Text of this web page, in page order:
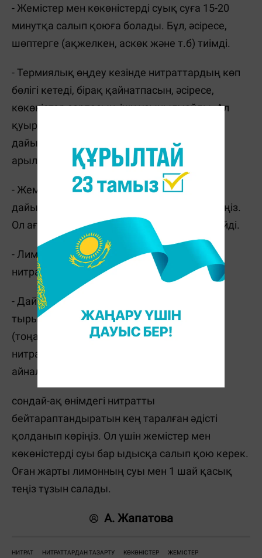
- Жемістер мен көкөністерді суық суға 15-20
минутқа салып қоюға болады. Бұл, әсіресе,
шөптерге (ақжелкен, аскөк және т.б) тиімді.
- Термиялық өңдеу кезінде нитраттардың көп
бөлігі кетеді, бірақ қайнатпасын, әсіресе,
көкөністер сорпасын, ішу ұсынылмайды. Ал
қуыру, буда өңдеу, пісіру секілді басқа
дайындау әдістері нитраттардан тиімді
арылтпайды.
- Жемістерден немесе көкөністерден
дайындалған тамақ жерде С дәруменін ішіңіз.
Ол ағзада нитрозаминдердің түзілуін тежейді.
- Лимон немесе анар шырыны салаттағы
нитраттарды залалсыздандырады.
- Дайын болған тамақты бірден жеуге
тырысыңыз. Температуралар өзгерісі
(тоңазытқыштан ыстық табаға) кезінде
нитраттар қауіпті қосылыс — нитриттерге
айналады.
сондай-ақ өнімдегі нитратты
бейтараптандыратын кең таралған әдісті
қолданып көріңіз. Ол үшін жемістер мен
көкөністерді суы бар ыдысқа салып қою керек.
Оған жарты лимонның суы мен 1 шай қасық
теңіз тұзын салады.
А. Жапатова
НИТРАТ НИТРАТТАРДАН ТАЗАРТУ КӨКӨНІСТЕР ЖЕМІСТЕР